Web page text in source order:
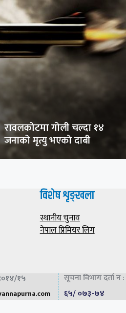
रावलकोटमा गोली चल्दा १४
जनाको मृत्यु भएको दाबी
विशेष शृङ्खला
स्थानीय चुनाव
नेपाल प्रिमियर लिग
१५
सूचना विभाग दर्ता न :
६५/ ०७३-७४